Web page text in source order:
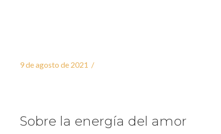
9 de agosto de 2021
Sobre la energía del amor